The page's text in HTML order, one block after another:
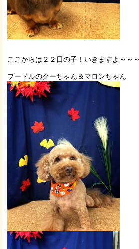
ここからは２２日の子！いきますよ～～～
プードルのクーちゃん＆マロンちゃん